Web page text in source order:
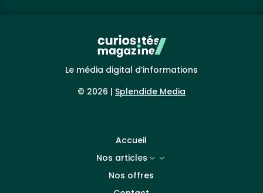
Le média digital d’informations
© 2026 | Splendide Media
Accueil
Nos articles
3
Nos offres